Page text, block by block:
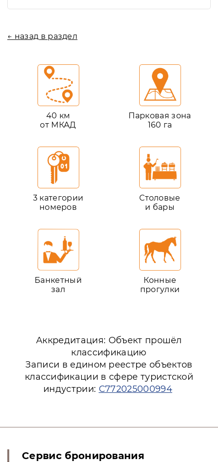
← назад в раздел
40 км
от МКАД
Парковая зона
160 га
3 категории
номеров
Столовые
и бары
Банкетный
зал
Конные
прогулки
Аккредитация: Объект прошёл
классификацию
Записи в едином реестре объектов
классификации в сфере туристской
индустрии: С772025000994
Сервис бронирования